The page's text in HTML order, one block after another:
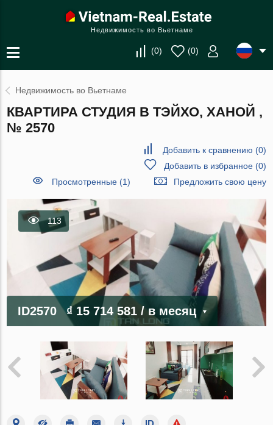
Недвижимость во Вьетнаме
(0) (0)
Недвижимость во Вьетнаме
КВАРТИРА СТУДИЯ В ТЭЙХО, ХАНОЙ ,
№ 2570
Добавить к сравнению (0)
Добавить в избранное(0)
Просмотренные (1)
Предложить свою цену
113
ID2570 ₫ 15 714 581/ в месяц